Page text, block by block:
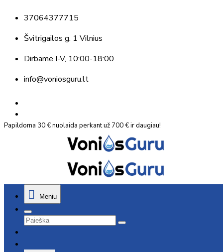
37064377715
Švitrigailos g. 1 Vilnius
Dirbame I-V, 10:00-18:00
info@voniosguru.lt
Papildoma 30 € nuolaida perkant už 700 € ir daugiau!
Meniu